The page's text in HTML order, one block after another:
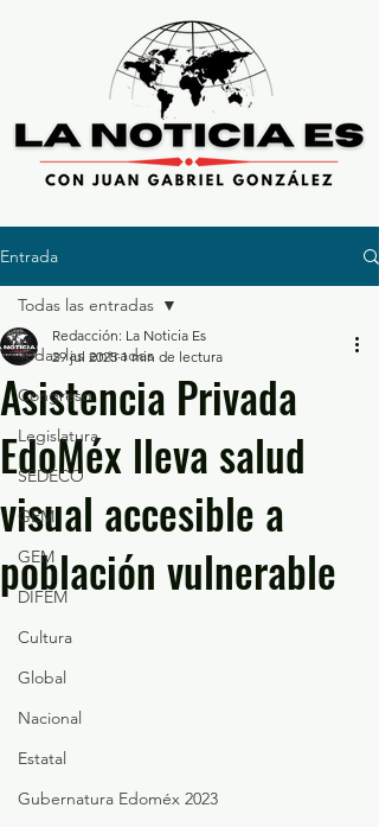
Entrada
Todas las entradas
Congreso
Legislatura
SEDECO
GEM
GEM
DIFEM
Cultura
Global
Nacional
Estatal
Gubernatura Edoméx 2023
Todas las entradas
Asistencia Privada
EdoMéx lleva salud
visual accesible a
población vulnerable
Redacción: La Noticia Es
29 jul 2025 1 min de lectura